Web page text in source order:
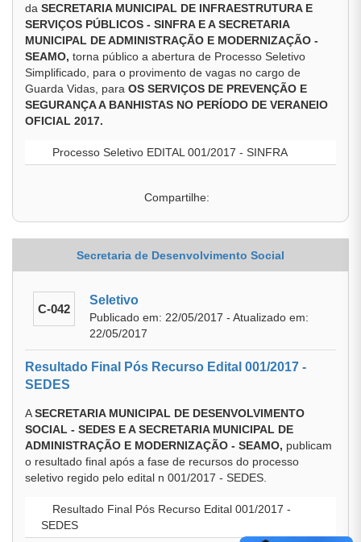
da SECRETARIA MUNICIPAL DE INFRAESTRUTURA E
SERVIÇOS PÚBLICOS - SINFRA E A SECRETARIA
MUNICIPAL DE ADMINISTRAÇÃO E MODERNIZAÇÃO -
SEAMO, torna público a abertura de Processo Seletivo
Simplificado, para o provimento de vagas no cargo de
Guarda Vidas, para OS SERVIÇOS DE PREVENÇÃO E
SEGURANÇA A BANHISTAS NO PERÍODO DE VERANEIO
OFICIAL 2017.
Processo Seletivo EDITAL 001/2017 - SINFRA
Compartilhe:
Secretaria de Desenvolvimento Social
C-042
Seletivo
Publicado em: 22/05/2017 - Atualizado em:
22/05/2017
Resultado Final Pós Recurso Edital 001/2017 -
SEDES
ASECRETARIA MUNICIPAL DE DESENVOLVIMENTO
SOCIAL - SEDES E A SECRETARIA MUNICIPAL DE
ADMINISTRAÇÃO E MODERNIZAÇÃO - SEAMO, publicam
o resultado final após a fase de recursos do processo
seletivo regido pelo edital n 001/2017 - SEDES.
Resultado Final Pós Recurso Edital 001/2017 -
SEDES